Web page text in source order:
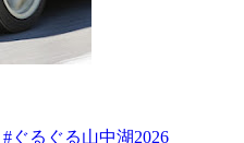
#ぐるぐる山中湖2026